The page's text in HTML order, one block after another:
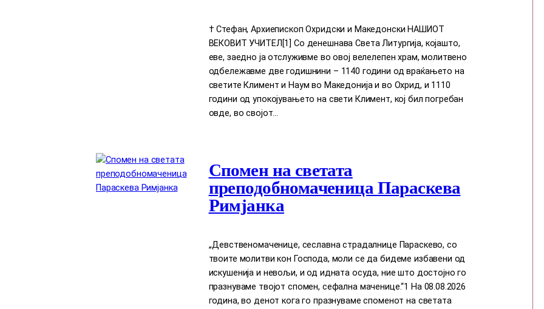
† Стефан, Архиепископ Охридски и Македонски НАШИОТ
ВЕКОВИТ УЧИТЕЛ[1] Со денешнава Света Литургија, којашто,
еве, заедно ја отслуживме во овој велелепен храм, молитвено
одбележавме две годишнини – 1140 години од враќањето на
светите Климент и Наум во Македонија и во Охрид, и 1110
години од упокојувањето на свети Климент, кој бил погребан
овде, во својот…
Спомен на светата
преподобномаченица Параскева
Римјанка
,,Девственомаченице, сеславна страдалнице Параскево, со
твоите молитви кон Господа, моли се да бидеме избавени од
искушенија и невољи, и од идната осуда, ние што достојно го
празнуваме твојот спомен, сефална маченице.“1 На 08.08.2026
година, во денот кога го празнуваме споменот на светата